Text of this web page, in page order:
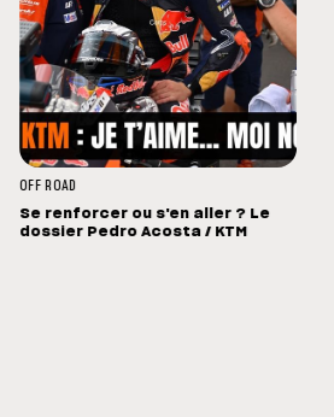
OFF ROAD
Se renforcer ou s'en aller ? Le
dossier Pedro Acosta / KTM